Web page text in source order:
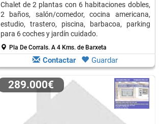
Chalet de 2 plantas con 6 habitaciones dobles,
2 baños, salón/comedor, cocina americana,
estudio, trastero, piscina, barbacoa, parking
para 6 coches y jardín cuidado.
Pla De Corrals. A 4 Kms. de Barxeta
Contactar Guardar
289.000€